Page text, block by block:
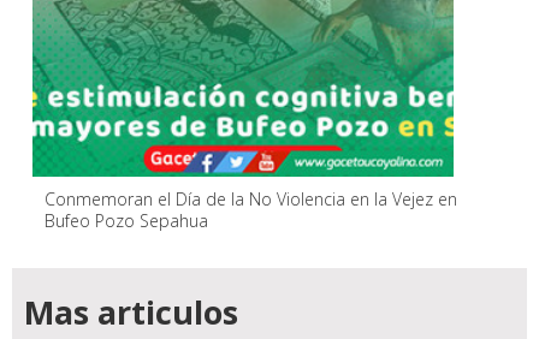
Conmemoran el Día de la No Violencia en la Vejez en
Bufeo Pozo Sepahua
Mas articulos